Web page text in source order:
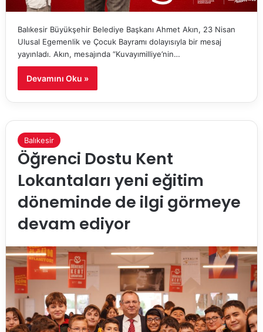
Balıkesir Büyükşehir Belediye Başkanı Ahmet Akın, 23 Nisan
Ulusal Egemenlik ve Çocuk Bayramı dolayısıyla bir mesaj
yayınladı. Akın, mesajında “Kuvayımilliye’nin…
Devamını Oku »
Balıkesir
Öğrenci Dostu Kent
Lokantaları yeni eğitim
döneminde de ilgi görmeye
devam ediyor